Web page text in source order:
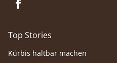
Top Stories
Kürbis haltbar machen